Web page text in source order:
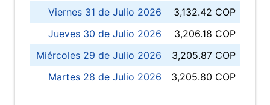
Viernes 31 de Julio 2026
3,132.42 COP
Jueves 30 de Julio 2026
3,206.18 COP
Miércoles 29 de Julio 2026
3,205.87 COP
Martes 28 de Julio 2026
3,205.80 COP